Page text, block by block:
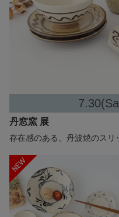
丹窓窯 展
存在感のある、丹波焼のスリ